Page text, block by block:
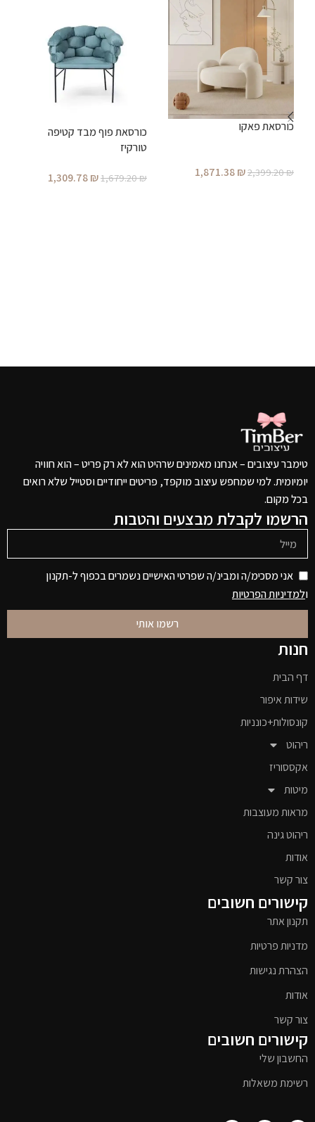
כורסאת פאקו
2,399.20₪
1,871.38₪
כורסאת פוף מבד קטיפה
טורקיז
1,679.20₪
1,309.78₪
טימבר עיצובים – אנחנו מאמינים שרהיט הוא לא רק פריט – הוא חוויה
יומיומית. למי שמחפש עיצוב מוקפד, פריטים ייחודיים וסטייל שלא רואים
בכל מקום.
הרשמו לקבלת מבצעים והטבות
אני מסכימ/ה ומבינ/ה שפרטי האישיים נשמרים בכפוף ל-תקנון
ולמדיניות הפרטיות
רשמו אותי
חנות
דף הבית
שידות איפור
קונסולות+כונניות
ריהוט
אקססוריז
מיטות
מראות מעוצבות
ריהוט גינה
אודות
צור קשר
קישורים חשובים
תקנון אתר
מדניות פרטיות
הצהרת נגישות
אודות
צור קשר
קישורים חשובים
החשבון שלי
רשימת משאלות